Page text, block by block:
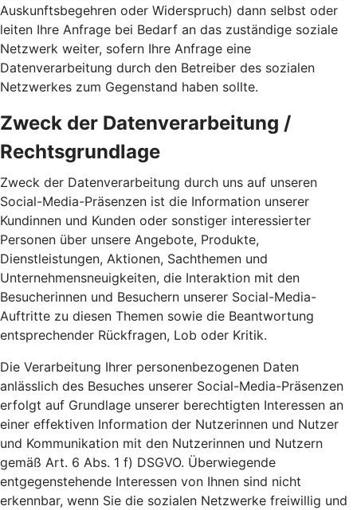
Auskunftsbegehren oder Widerspruch) dann selbst oder
leiten Ihre Anfrage bei Bedarf an das zuständige soziale
Netzwerk weiter, sofern Ihre Anfrage eine
Datenverarbeitung durch den Betreiber des sozialen
Netzwerkes zum Gegenstand haben sollte.
Zweck der Datenverarbeitung /
Rechtsgrundlage
Zweck der Datenverarbeitung durch uns auf unseren
Social-Media-Präsenzen ist die Information unserer
Kundinnen und Kunden oder sonstiger interessierter
Personen über unsere Angebote, Produkte,
Dienstleistungen, Aktionen, Sachthemen und
Unternehmensneuigkeiten, die Interaktion mit den
Besucherinnen und Besuchern unserer Social-Media-
Auftritte zu diesen Themen sowie die Beantwortung
entsprechender Rückfragen, Lob oder Kritik.
Die Verarbeitung Ihrer personenbezogenen Daten
anlässlich des Besuches unserer Social-Media-Präsenzen
erfolgt auf Grundlage unserer berechtigten Interessen an
einer effektiven Information der Nutzerinnen und Nutzer
und Kommunikation mit den Nutzerinnen und Nutzern
gemäß Art. 6 Abs. 1 f) DSGVO. Überwiegende
entgegenstehende Interessen von Ihnen sind nicht
erkennbar, wenn Sie die sozialen Netzwerke freiwillig und